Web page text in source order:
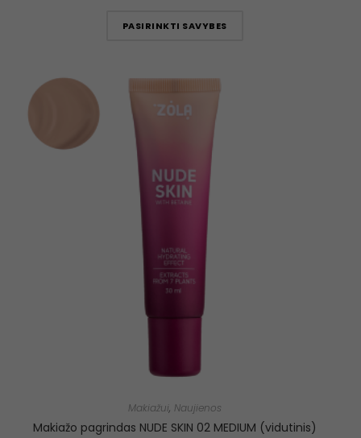
PASIRINKTI SAVYBES
Makiažui, Naujienos
Makiažo pagrindas NUDE SKIN 02 MEDIUM (vidutinis)